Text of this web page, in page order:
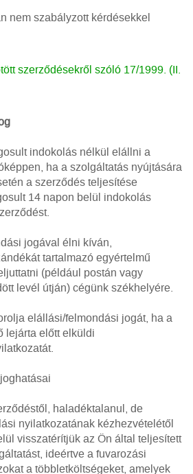
nem szabályzott kérdésekkel
szerződésekről szóló 17/1999. (II.
indokolás nélkül elállni a
ha a szolgáltatás nyújtására
a szerződés teljesítése
14 napon belül indokolás
jogával élni kíván,
tartalmazó egyértelmű
(például postán vagy
levél útján) cégünk székhelyére.
elállási/felmondási jogát, ha a
lejárta előtt elküldi
haladéktalanul, de
nyilatkozatának kézhezvételétől
visszatérítjük az Ön által teljesített
ideértve a fuvarozási
a többletköltségeket, amelyek